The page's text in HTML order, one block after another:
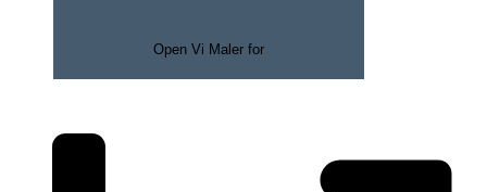
Open Vi Maler for